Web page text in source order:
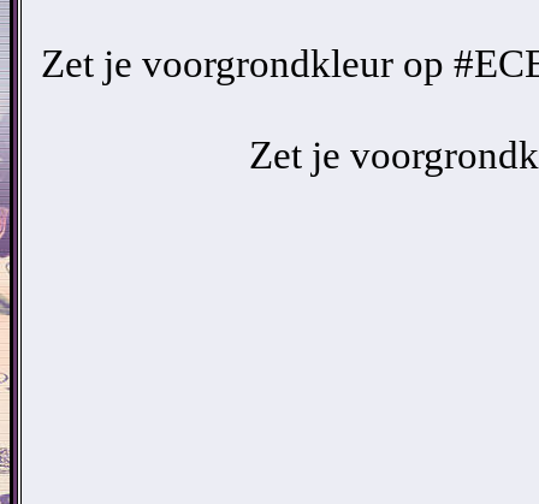
Zet je voorgrondkleur op
Zet je